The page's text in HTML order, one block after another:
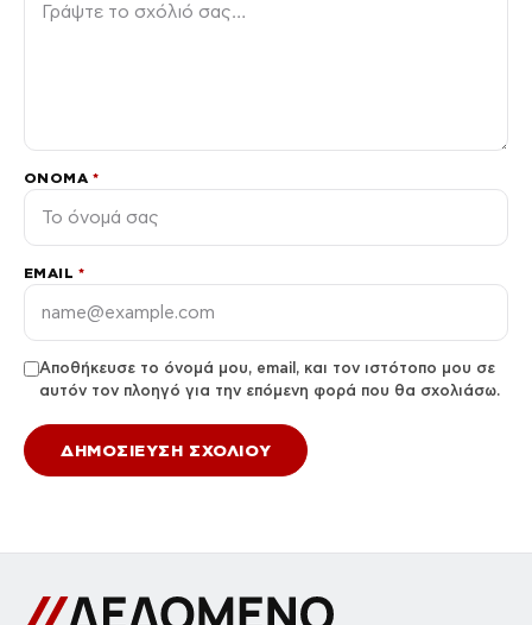
ΌΝΟΜΑ *
EMAIL *
Αποθήκευσε το όνομά μου, email, και τον ιστότοπο μου σε
αυτόν τον πλοηγό για την επόμενη φορά που θα σχολιάσω.